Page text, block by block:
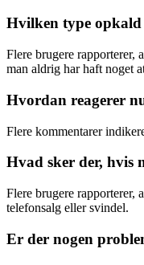
Hvilken type opkald
Flere brugere rapporterer,
man aldrig har haft noget
Hvordan reagerer
Flere kommentarer
Hvad sker der, hvis
Flere brugere rapporterer,
telefonsalg eller svindel.
Er der nogen